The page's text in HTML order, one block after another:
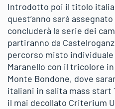
Introdotto poi il titolo
quest’anno sarà
concluderà la serie dei
partiranno da
percorso misto
Maranello con il tricolore
Monte Bondone, dove
italiani in salita mass start
il mai decollato Criterium